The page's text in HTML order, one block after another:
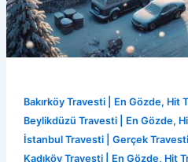
Bakırköy Travesti | En Gözde, Hit
Beylikdüzü Travesti | En Gözde,
İstanbul Travesti | Gerçek
Kadıköy Travesti | En Gözde, Hit